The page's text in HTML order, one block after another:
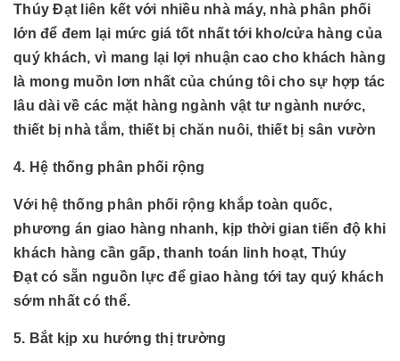
Thúy Đạt liên kết với nhiều nhà máy, nhà phân phối
lớn để đem lại mức giá tốt nhất tới kho/cửa hàng của
quý khách, vì mang lại lợi nhuận cao cho khách hàng
là mong muồn lơn nhất của chúng tôi cho sự hợp tác
lâu dài về các mặt hàng ngành vật tư ngành nước,
thiết bị nhà tắm, thiết bị chăn nuôi, thiết bị sân vườn
4. Hệ thống phân phối rộng
Với hệ thống phân phối rộng khắp toàn quốc,
phương án giao hàng nhanh, kịp thời gian tiến độ khi
khách hàng cần gấp, thanh toán linh hoạt, Thúy
Đạt có sẵn nguồn lực để giao hàng tới tay quý khách
sớm nhất có thể.
5. Bắt kịp xu hướng thị trường